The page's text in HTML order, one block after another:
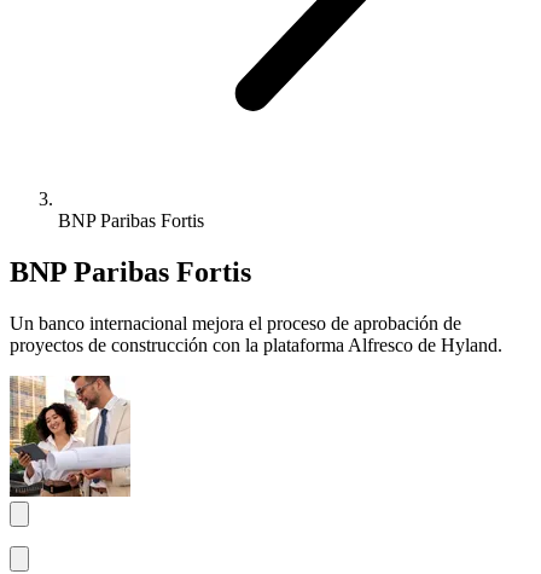
BNP Paribas Fortis
BNP Paribas Fortis
Un banco internacional mejora el proceso de aprobación de
proyectos de construcción con la plataforma Alfresco de Hyland.